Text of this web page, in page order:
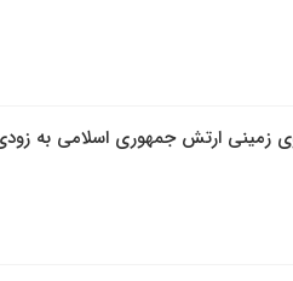
زمینی ارتش جمهوری اسلامی به